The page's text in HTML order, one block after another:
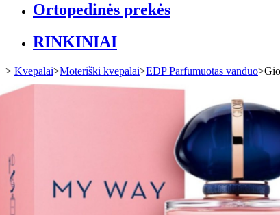
Ortopedinės prekės
RINKINIAI
> Kvepalai>Moteriški kvepalai>EDP Parfumuotas vanduo>